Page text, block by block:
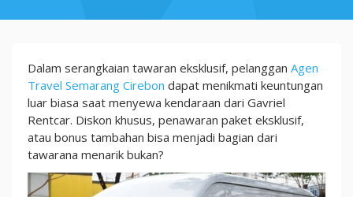
Agen
Travel
Semarang
Cirebon,
Serbu
Tawaran
Spesial
Kami!
Dalam serangkaian tawaran eksklusif, pelanggan Agen
Travel Semarang Cirebon dapat menikmati keuntungan
luar biasa saat menyewa kendaraan dari Gavriel
Rentcar. Diskon khusus, penawaran paket eksklusif,
atau bonus tambahan bisa menjadi bagian dari
tawarana menarik bukan?